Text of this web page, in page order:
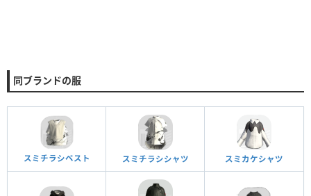
同ブランドの服
スミチラシベスト スミチラシシャツ スミカケシャツ